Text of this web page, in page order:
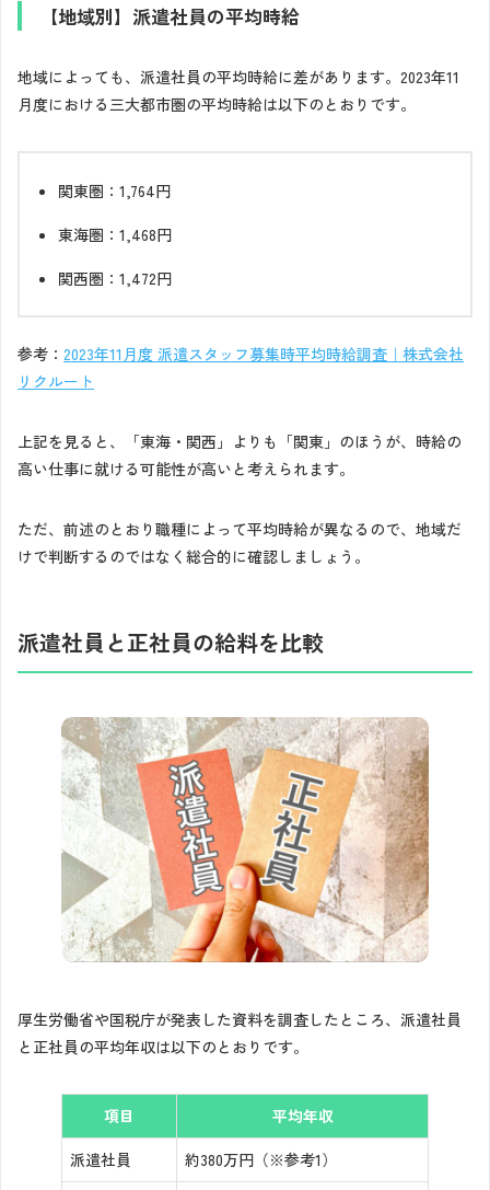
【地域別】派遣社員の平均時給
地域によっても、派遣社員の平均時給に差があります。2023年11
月度における三大都市圏の平均時給は以下のとおりです。
関東圏：1,764円
東海圏：1,468円
関西圏：1,472円
参考： 2023年11月度 派遣スタッフ募集時平均時給調査｜株式会社
リクルート
上記を見ると、「東海・関西」よりも「関東」のほうが、時給の
高い仕事に就ける可能性が高いと考えられます。
ただ、前述のとおり職種によって平均時給が異なるので、地域だ
けで判断するのではなく総合的に確認しましょう。
派遣社員と正社員の給料を比較
厚生労働省や国税庁が発表した資料を調査したところ、派遣社員
と正社員の平均年収は以下のとおりです。
項目
平均年収
派遣社員
約380万円（※参考1）